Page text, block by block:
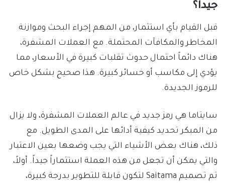
جيداً؟
قبل القيام بأي استثمار، من المهم إجراء البحث وموازنة
المخاطر والمكافآت المحتملة. مع العملات المشفرة،
هناك دائماً احتمال حدوث تقلبات كبيرة في الأسعار، مما
يؤدي إلى مكاسب أو خسائر كبيرة. هذا صحيح بشكل خاص
للرموز الجديدة.
سايتاما هي رمز جديد في عالم العملات المشفرة، ولا يزال
من المبكر تحديد كيفية أدائها على المدى الطويل. مع
ذلك، هناك بعض الأشياء التي يجب وضعها بعين الاعتبار
والتي يمكن أن تجعل من هذه العملة استثماراً جيداً. أولاً،
تم تصميم Saitama لتكون قابلة للتطوير بدرجة كبيرة،